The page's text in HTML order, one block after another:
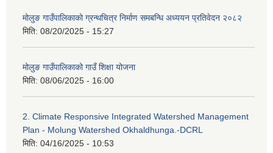
मोलुङ गाउँपालिकाको ग्रन्थचित्र निर्माण समबन्धि अध्ययन प्रतिवेदन २०८२
मिति: 08/20/2025 - 15:27
मोलुङ गाउँपालिकाको गाउँ शिक्षा योजना
मिति: 08/06/2025 - 16:00
2. Climate Responsive Integrated Watershed Management
Plan - Molung Watershed Okhaldhunga.-DCRL
मिति: 04/16/2025 - 10:53